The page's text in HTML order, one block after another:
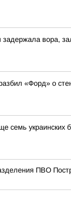
вора,
«Форд» о
семь украинских
ПВО